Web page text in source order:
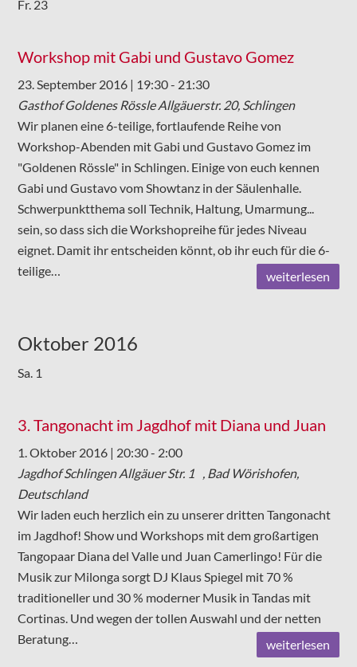
Fr. 23
Workshop mit Gabi und Gustavo Gomez
23. September 2016 | 19:30- 21:30
Gasthof Goldenes RössleAllgäuerstr. 20, Schlingen
Wir planen eine 6-teilige, fortlaufende Reihe von
Workshop-Abenden mit Gabi und Gustavo Gomez im
"Goldenen Rössle" in Schlingen. Einige von euch kennen
Gabi und Gustavo vom Showtanz in der Säulenhalle.
Schwerpunktthema soll Technik, Haltung, Umarmung...
sein, so dass sich die Workshopreihe für jedes Niveau
eignet. Damit ihr entscheiden könnt, ob ihr euch für die 6-
teilige…
weiterlesen
Oktober 2016
Sa. 1
3. Tangonacht im Jagdhof mit Diana und Juan
1. Oktober 2016 | 20:30- 2:00
Jagdhof SchlingenAllgäuer Str. 1 , Bad Wörishofen,
Deutschland
Wir laden euch herzlich ein zu unserer dritten Tangonacht
im Jagdhof! Show und Workshops mit dem großartigen
Tangopaar Diana del Valle und Juan Camerlingo! Für die
Musik zur Milonga sorgt DJ Klaus Spiegel mit 70 %
traditioneller und 30 % moderner Musik in Tandas mit
Cortinas. Und wegen der tollen Auswahl und der netten
Beratung…
weiterlesen